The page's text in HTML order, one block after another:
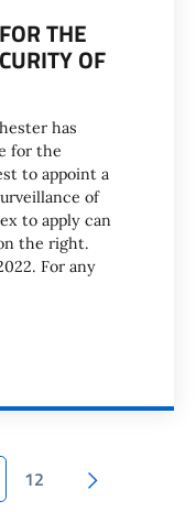
THE
OF
has
for the
to appoint a
of
to apply can
the right.
For any
12